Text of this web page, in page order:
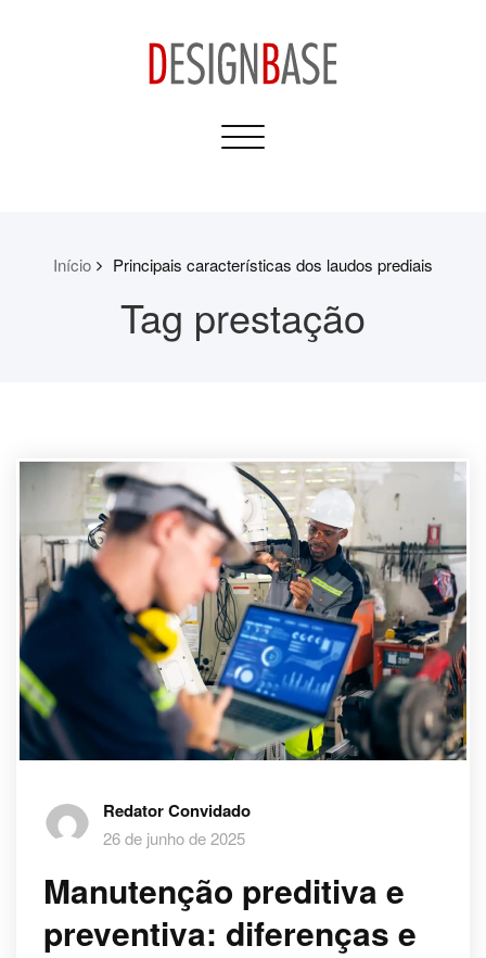
Toggle
Início Principais características dos laudos prediais
Tag prestação
Redator Convidado
26 de junho de 2025
Manutenção preditiva e
preventiva: diferenças e